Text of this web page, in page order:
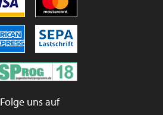
Folge uns auf